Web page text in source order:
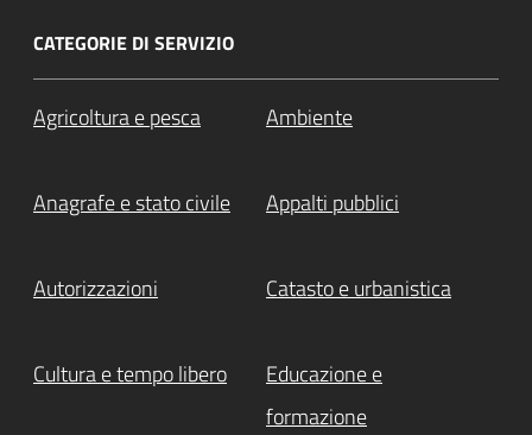
CATEGORIE DI SERVIZIO
Agricoltura e pesca Ambiente
Anagrafe e stato civile Appalti pubblici
Autorizzazioni Catasto e urbanistica
Cultura e tempo libero
Educazione e
formazione